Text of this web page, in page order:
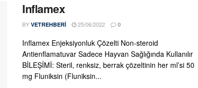
Inflamex
BY VETREHBERI 25/06/2022 0
Inflamex Enjeksiyonluk Çözelti Non-steroid
Antienflamatuvar Sadece Hayvan Sağlığında Kullanılır
BİLEŞİMİ: Steril, renksiz, berrak çözeltinin her ml’si 50
mg Fluniksin (Fluniksin...